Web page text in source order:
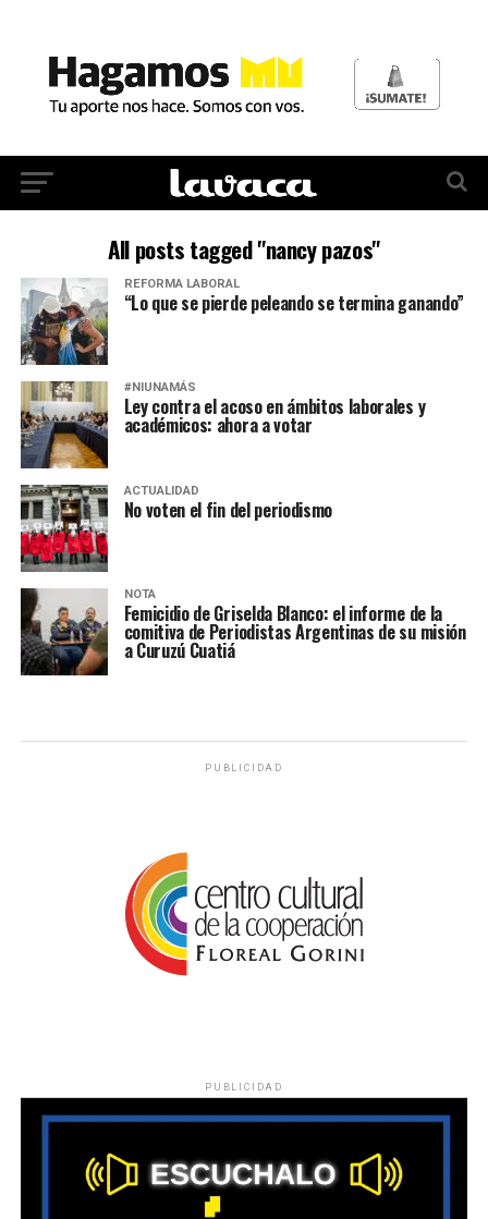
All posts tagged "nancy pazos"
REFORMA LABORAL
“Lo que se pierde peleando se termina ganando”
#NIUNAMÁS
Ley contra el acoso en ámbitos laborales y
académicos: ahora a votar
ACTUALIDAD
No voten el fin del periodismo
NOTA
Femicidio de Griselda Blanco: el informe de la
comitiva de Periodistas Argentinas de su misión
a Curuzú Cuatiá
PUBLICIDAD
PUBLICIDAD